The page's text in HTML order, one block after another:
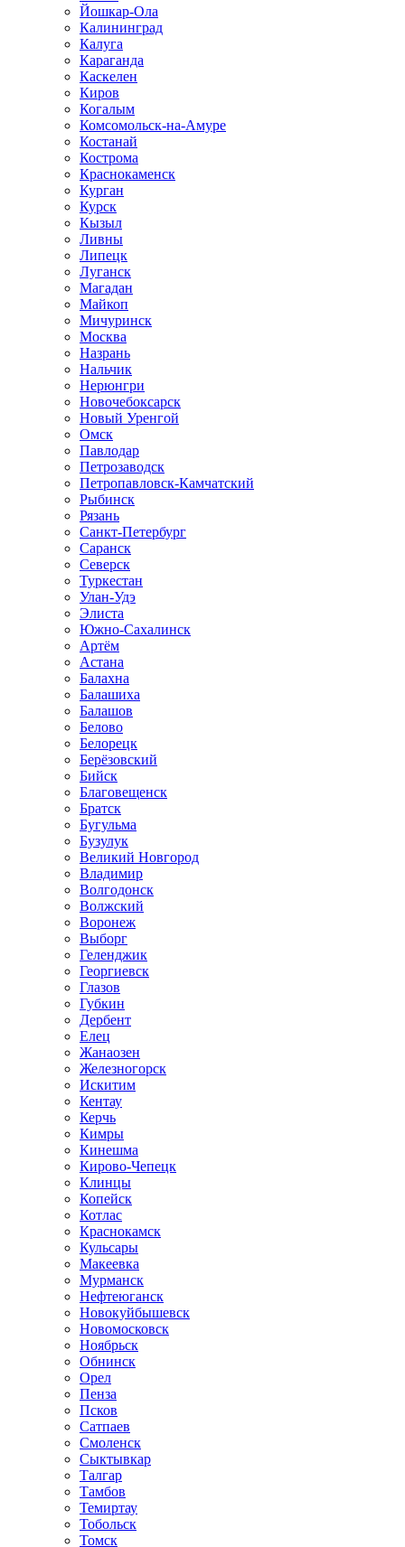
Йошкар-Ола
Калининград
Калуга
Караганда
Каскелен
Киров
Когалым
Комсомольск-на-Амуре
Костанай
Кострома
Краснокаменск
Курган
Курск
Кызыл
Ливны
Липецк
Луганск
Магадан
Майкоп
Мичуринск
Москва
Назрань
Нальчик
Нерюнгри
Новочебоксарск
Новый Уренгой
Омск
Павлодар
Петрозаводск
Петропавловск-Камчатский
Рыбинск
Рязань
Санкт-Петербург
Саранск
Северск
Туркестан
Улан-Удэ
Элиста
Южно-Сахалинск
Артём
Астана
Балахна
Балашиха
Балашов
Белово
Белорецк
Берёзовский
Бийск
Благовещенск
Братск
Бугульма
Бузулук
Великий Новгород
Владимир
Волгодонск
Волжский
Воронеж
Выборг
Геленджик
Георгиевск
Глазов
Губкин
Дербент
Елец
Жанаозен
Железногорск
Искитим
Кентау
Керчь
Кимры
Кинешма
Кирово-Чепецк
Клинцы
Копейск
Котлас
Краснокамск
Кульсары
Макеевка
Мурманск
Нефтеюганск
Новокуйбышевск
Новомосковск
Ноябрьск
Обнинск
Орел
Пенза
Псков
Сатпаев
Смоленск
Сыктывкар
Талгар
Тамбов
Темиртау
Тобольск
Томск